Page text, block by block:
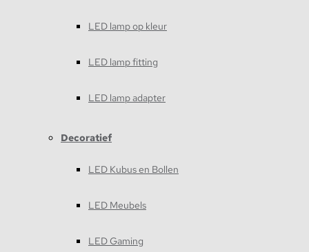
LED lamp op kleur
LED lamp fitting
LED lamp adapter
Decoratief
LED Kubus en Bollen
LED Meubels
LED Gaming